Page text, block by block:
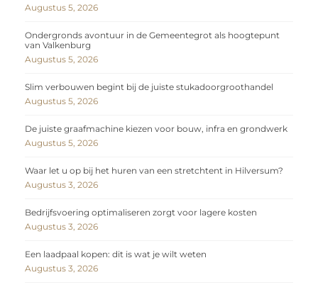
Augustus 5, 2026
Ondergronds avontuur in de Gemeentegrot als hoogtepunt
van Valkenburg
Augustus 5, 2026
Slim verbouwen begint bij de juiste stukadoorgroothandel
Augustus 5, 2026
De juiste graafmachine kiezen voor bouw, infra en grondwerk
Augustus 5, 2026
Waar let u op bij het huren van een stretchtent in Hilversum?
Augustus 3, 2026
Bedrijfsvoering optimaliseren zorgt voor lagere kosten
Augustus 3, 2026
Een laadpaal kopen: dit is wat je wilt weten
Augustus 3, 2026